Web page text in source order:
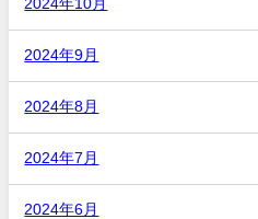
2024年10月
2024年9月
2024年8月
2024年7月
2024年6月